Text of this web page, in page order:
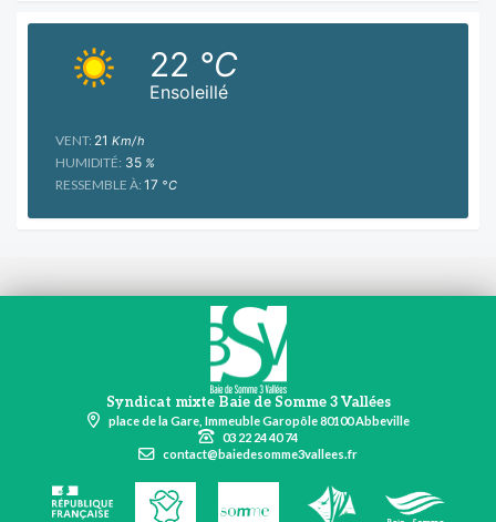
Ensoleillé
22 °C
VENT: 21 Km/h
HUMIDITÉ: 35 %
RESSEMBLE À: 17 °C
Syndicat mixte Baie de Somme 3 Vallées
place de la Gare, Immeuble Garopôle 80100 Abbeville
03 22 24 40 74
contact@baiedesomme3vallees.fr